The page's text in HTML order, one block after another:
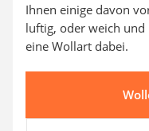
Ihnen einige davon
luftig, oder weich
eine Wollart dabei.